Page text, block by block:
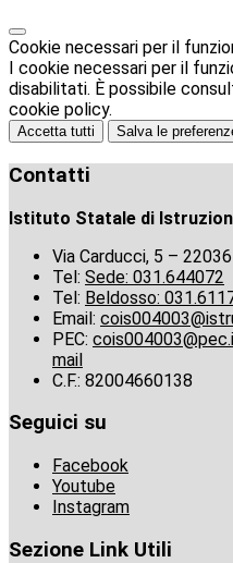
Cookie necessari per il
I cookie necessari per il
disabilitati. È possibile
cookie policy.
Accetta tutti Salva le
Contatti
Istituto Statale di
Via Carducci, 5 –
Tel: Sede: 031.644072
Tel: Beldosso:
Email:
PEC:
mail
C.F.: 82004660138
Seguici su
Facebook
Youtube
Instagram
Sezione Link Utili